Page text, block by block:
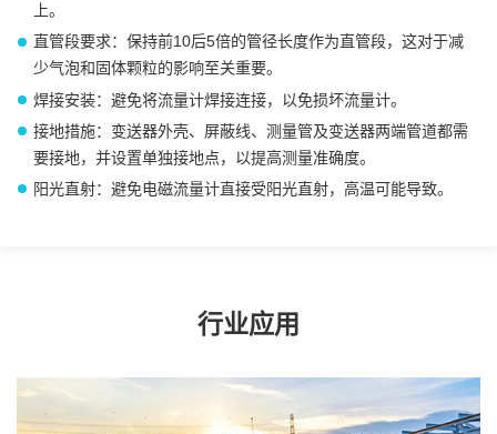
上。
直管段要求：保持前10后5倍的管径长度作为直管段，这对于减
少气泡和固体颗粒的影响至关重要。
焊接安装：避免将流量计焊接连接，以免损坏流量计。
接地措施：变送器外壳、屏蔽线、测量管及变送器两端管道都需
要接地，并设置单独接地点，以提高测量准确度。
阳光直射：避免电磁流量计直接受阳光直射，高温可能导致。
行业应用